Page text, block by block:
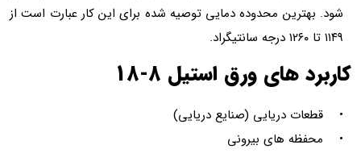
شود. بهترین محدوده دمایی توصیه شده برای این کار عبارت است از
۱۱۴۹ تا ۱۲۶۰ درجه سانتیگراد.
کاربرد های ورق استیل 8-18
• قطعات دریایی (صنایع دریایی)
• محفظه های بیرونی